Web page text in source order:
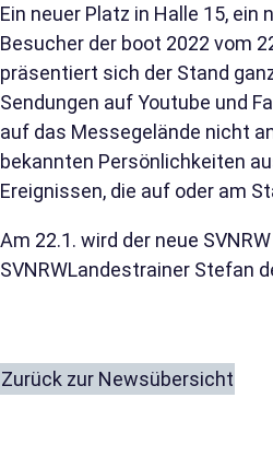
Ein neuer Platz in Halle 15,
Besucher der boot 2022 vom
präsentiert sich der Stand
Sendungen auf Youtube und
auf das Messegelände nicht
bekannten Persönlichkeiten
Ereignissen, die auf oder am
Am 22.1. wird der neue
SVNRWLandestrainer Stefan
Zurück zur Newsübersicht